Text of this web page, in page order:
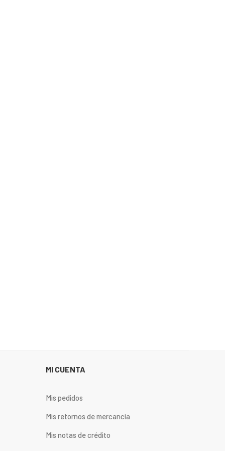
MI CUENTA
Mis pedidos
Mis retornos de mercancia
Mis notas de crédito